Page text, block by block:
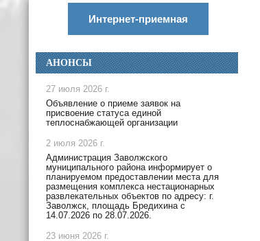
Интернет-приемная
АНОНСЫ
27 июля 2026 г.
Объявление о приеме заявок на
присвоение статуса единой
теплоснабжающей организации
2 июля 2026 г.
Администрация Заволжского
муниципального района информирует о
планируемом предоставлении места для
размещения комплекса нестационарных
развлекательных объектов по адресу: г.
Заволжск, площадь Бредихина с
14.07.2026 по 28.07.2026.
23 июня 2026 г.